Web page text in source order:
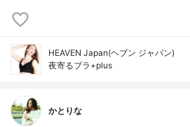
HEAVEN Japan(ヘブン ジャパン)
夜寄るブラ+plus
かとりな